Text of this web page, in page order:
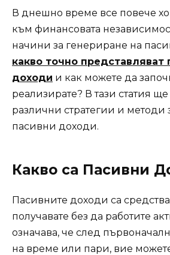
В днешно време все повече
към финансовата
начини за генериране на
какво точно представляват
доходи и как можете да
реализирате? В тази статия
различни стратегии и методи
пасивни доходи.
Какво са Пасивни
Пасивните доходи са
получавате без да работите
означава, че след
на време или пари, вие